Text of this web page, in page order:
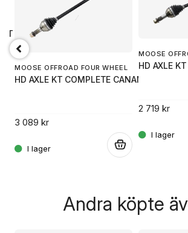
emailMejladress
Ja, ni får publicera min fråga
Skicka fråga
MOOSE OFFROAD FOUR WHEEL
HD AXLE KT COMPLETE CANAM
3 089 kr
MOOSE
HD AXLE
2 719 kr
Andra köpte